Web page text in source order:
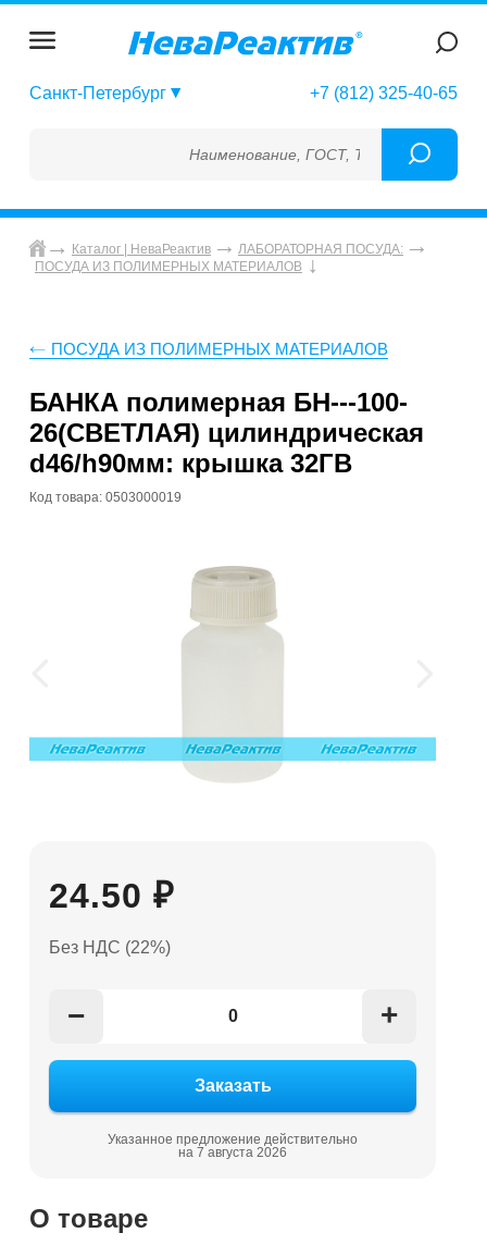
Санкт-Петербург +7 (812) 325-40-65
Наименование, ГОСТ, ТУ, ГСО, МСО, ОСО,
Каталог | НеваРеактив
ЛАБОРАТОРНАЯ ПОСУДА:
ПОСУДА ИЗ ПОЛИМЕРНЫХ МАТЕРИАЛОВ
ПОСУДА ИЗ ПОЛИМЕРНЫХ МАТЕРИАЛОВ
БАНКА полимерная БН---100-
26(СВЕТЛАЯ) цилиндрическая
d46/h90мм: крышка 32ГВ
Код товара: 0503000019
24.50 ₽
Без НДС (22%)
− +
Указанное предложение действительно
на 7 августа 2026
О товаре